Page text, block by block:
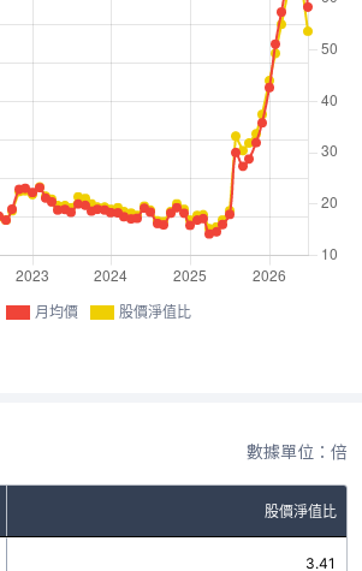
月均價 股價淨值比
數據單位：倍
股價淨值比
3.41